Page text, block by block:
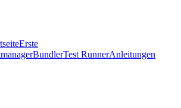
Erste
BundlerTest RunnerAnleitungen